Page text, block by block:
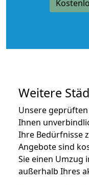
Weitere
Unsere
Ihnen
Ihre Bedürfnisse
Angebote sind
Sie einen Umzug
außerhalb Ihres